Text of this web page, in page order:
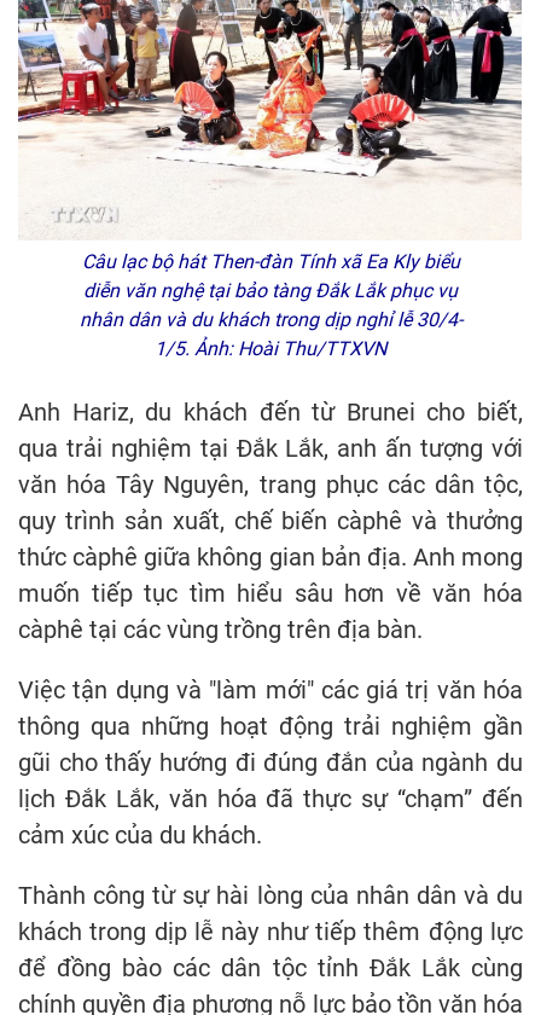
Câu lạc bộ hát Then-đàn Tính xã Ea Kly biểu
diễn văn nghệ tại bảo tàng Đắk Lắk phục vụ
nhân dân và du khách trong dịp nghỉ lễ 30/4-
1/5. Ảnh: Hoài Thu/TTXVN
Anh Hariz, du khách đến từ Brunei cho biết,
qua trải nghiệm tại Đắk Lắk, anh ấn tượng với
văn hóa Tây Nguyên, trang phục các dân tộc,
quy trình sản xuất, chế biến càphê và thưởng
thức càphê giữa không gian bản địa. Anh mong
muốn tiếp tục tìm hiểu sâu hơn về văn hóa
càphê tại các vùng trồng trên địa bàn.
Việc tận dụng và "làm mới" các giá trị văn hóa
thông qua những hoạt động trải nghiệm gần
gũi cho thấy hướng đi đúng đắn của ngành du
lịch Đắk Lắk, văn hóa đã thực sự “chạm” đến
cảm xúc của du khách.
Thành công từ sự hài lòng của nhân dân và du
khách trong dịp lễ này như tiếp thêm động lực
để đồng bào các dân tộc tỉnh Đắk Lắk cùng
chính quyền địa phương nỗ lực bảo tồn văn hóa